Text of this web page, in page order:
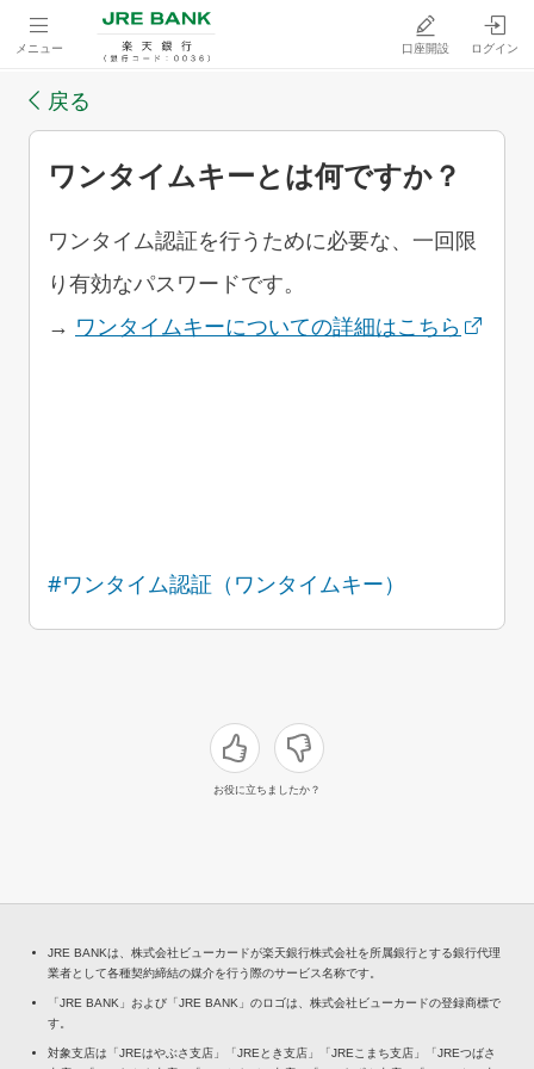
メニュー 口座開設 ログイン
戻る
ワンタイムキーとは何ですか？
ワンタイム認証を行うために必要な、一回限
り有効なパスワードです。
→ ワンタイムキーについての詳細はこちら
#ワンタイム認証（ワンタイムキー）
お役に立ちましたか？
JRE BANKは、株式会社ビューカードが楽天銀行株式会社を所属銀行とする銀行代理
業者として各種契約締結の媒介を行う際のサービス名称です。
「JRE BANK」および「JRE BANK」のロゴは、株式会社ビューカードの登録商標で
す。
対象支店は「JREはやぶさ支店」「JREとき支店」「JREこまち支店」「JREつばさ